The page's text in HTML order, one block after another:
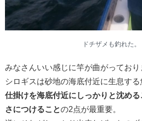
ドチザメも釣れた。
みなさんいい感じに竿が曲がっており
シロギスは砂地の海底付近に生息する
仕掛けを海底付近にしっかりと沈め
さにつけることの2点が最重要。